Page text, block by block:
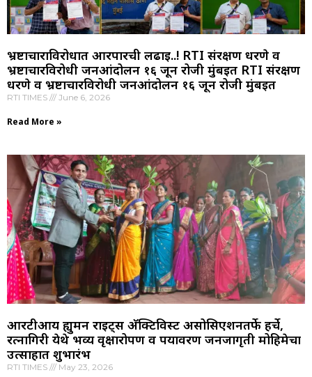
भ्रष्टाचाराविरोधात आरपारची लढाई..! RTI संरक्षण धरणे व
भ्रष्टाचारविरोधी जनआंदोलन १६ जून रोजी मुंबईत RTI संरक्षण
धरणे व भ्रष्टाचारविरोधी जनआंदोलन १६ जून रोजी मुंबईत
RTI TIMES June 6, 2026
Read More »
आरटीआय ह्युमन राइट्स अ‍ॅक्टिविस्ट असोसिएशनतर्फे हर्चे,
रत्नागिरी येथे भव्य वृक्षारोपण व पर्यावरण जनजागृती मोहिमेचा
उत्साहात शुभारंभ
RTI TIMES May 23, 2026